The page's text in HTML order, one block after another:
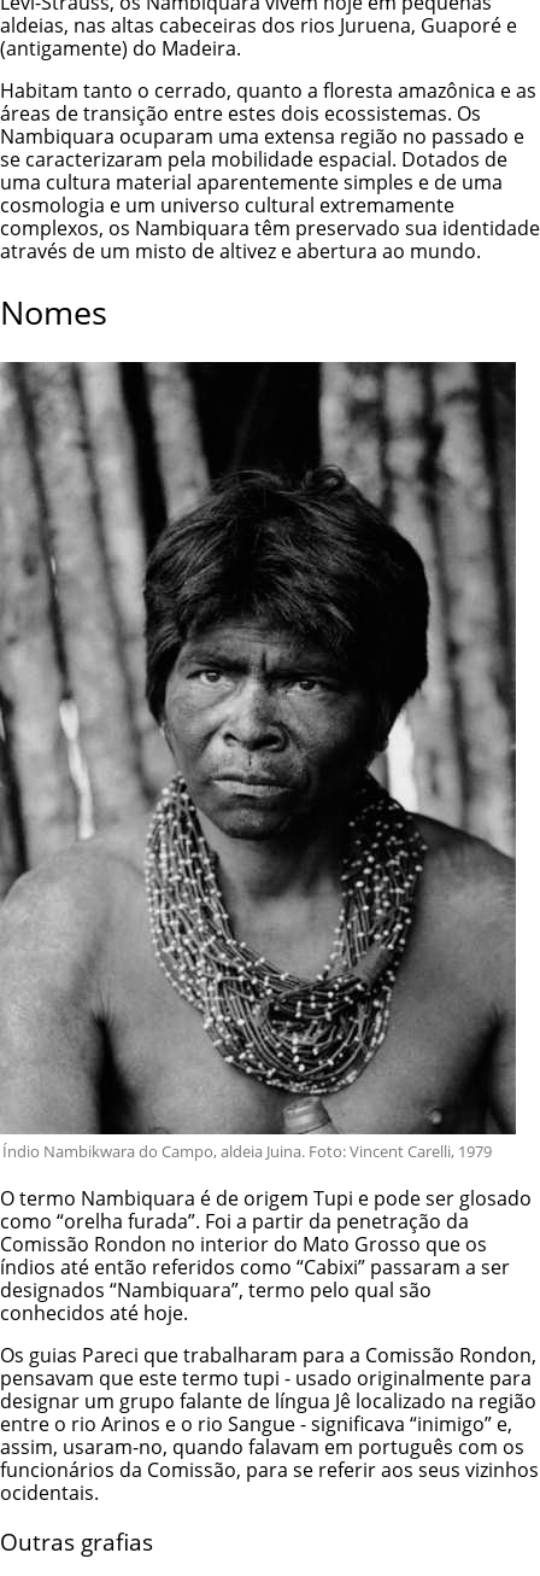
aldeias, nas altas cabeceiras dos rios Juruena, Guaporé e
(antigamente) do Madeira.
Habitam tanto o cerrado, quanto a floresta amazônica e as
áreas de transição entre estes dois ecossistemas. Os
Nambiquara ocuparam uma extensa região no passado e
se caracterizaram pela mobilidade espacial. Dotados de
uma cultura material aparentemente simples e de uma
cosmologia e um universo cultural extremamente
complexos, os Nambiquara têm preservado sua identidade
através de um misto de altivez e abertura ao mundo.
Nomes
Índio Nambikwara do Campo, aldeia Juina. Foto: Vincent Carelli, 1979
O termo Nambiquara é de origem Tupi e pode ser glosado
como “orelha furada”. Foi a partir da penetração da
Comissão Rondon no interior do Mato Grosso que os
índios até então referidos como “Cabixi” passaram a ser
designados “Nambiquara”, termo pelo qual são
conhecidos até hoje.
Os guias Pareci que trabalharam para a Comissão Rondon,
pensavam que este termo tupi - usado originalmente para
designar um grupo falante de língua Jê localizado na região
entre o rio Arinos e o rio Sangue - significava “inimigo” e,
assim, usaram-no, quando falavam em português com os
funcionários da Comissão, para se referir aos seus vizinhos
ocidentais.
Outras grafias